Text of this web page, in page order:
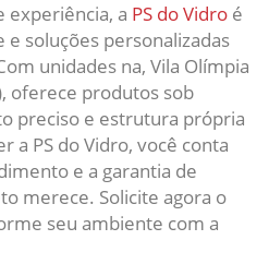
experiência, a PS do Vidro é
soluções personalizadas
unidades na, Vila Olímpia
oferece produtos sob
preciso e estrutura própria
a PS do Vidro, você conta
e a garantia de
merece. Solicite agora o
seu ambiente com a